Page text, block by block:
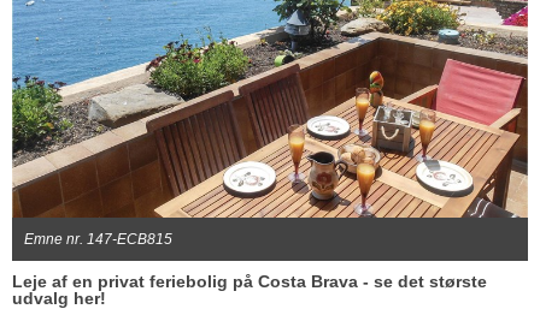
Emne nr. 147-ECB815
Leje af en privat feriebolig på Costa Brava - se det største
udvalg her!